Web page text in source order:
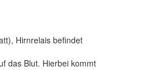
Hirnrelais befindet
das Blut. Hierbei kommt